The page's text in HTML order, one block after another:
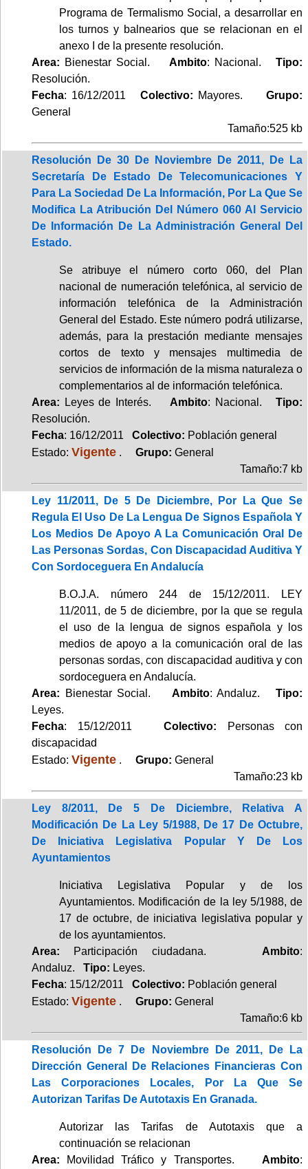
Programa de Termalismo Social, a desarrollar en
los turnos y balnearios que se relacionan en el
anexo I de la presente resolución.
Area: Bienestar Social. Ambito: Nacional. Tipo:
Resolución.
Fecha: 16/12/2011 Colectivo: Mayores.
Grupo:
General
Tamaño:525 kb
Resolución De 30 De Noviembre De 2011, De La
Secretaría De Estado De Telecomunicaciones Y
Para La Sociedad De La Información, Por La Que Se
Modifica La Atribución Del Número 060 Al Servicio
De Información De La Administración General Del
Estado.
Se atribuye el número corto 060, del Plan
nacional de numeración telefónica, al servicio de
información telefónica de la Administración
General del Estado. Este número podrá utilizarse,
además, para la prestación mediante mensajes
cortos de texto y mensajes multimedia de
servicios de información de la misma naturaleza o
complementarios al de información telefónica.
Area: Leyes de Interés. Ambito: Nacional.Tipo:
Resolución.
Fecha: 16/12/2011 Colectivo: Población general
Estado: Vigente . Grupo: General
Tamaño:7 kb
Ley 11/2011, De 5 De Diciembre, Por La Que Se
Regula El Uso De La Lengua De Signos Española Y
Los Medios De Apoyo A La Comunicación Oral De
Las Personas Sordas, Con Discapacidad Auditiva Y
Con Sordoceguera En Andalucía
B.O.J.A. número 244 de 15/12/2011. LEY
11/2011, de 5 de diciembre, por la que se regula
el uso de la lengua de signos española y los
medios de apoyo a la comunicación oral de las
personas sordas, con discapacidad auditiva y con
sordoceguera en Andalucía.
Area: Bienestar Social. Ambito: Andaluz.Tipo:
Leyes.
Fecha: 15/12/2011 Colectivo:
Personas con
discapacidad
Estado: Vigente . Grupo: General
Tamaño:23 kb
Ley 8/2011, De 5 De Diciembre, Relativa A
Modificación De La Ley 5/1988, De 17 De Octubre,
De Iniciativa Legislativa Popular Y De Los
Ayuntamientos
Iniciativa Legislativa Popular y de los
Ayuntamientos. Modificación de la ley 5/1988, de
17 de octubre, de iniciativa legislativa popular y
de los ayuntamientos.
Area: Participación ciudadana. Ambito:
Andaluz. Tipo: Leyes.
Fecha: 15/12/2011 Colectivo: Población general
Estado: Vigente . Grupo: General
Tamaño:6 kb
Resolución De 7 De Noviembre De 2011, De La
Dirección General De Relaciones Financieras Con
Las Corporaciones Locales, Por La Que Se
Autorizan Tarifas De Autotaxis En Granada.
Autorizar las Tarifas de Autotaxis que a
continuación se relacionan
Area: Movilidad Tráfico y Transportes. Ambito: